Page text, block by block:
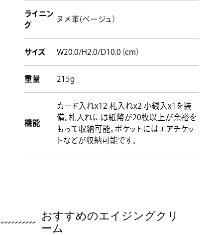
ライニン
グ
ヌメ革(ベージュ）
サイズ W20.0/H2.0/D10.0（cm）
重量 215g
機能
カード入れx12 札入れx2 小銭入x1を装
備。札入れには紙幣が20枚以上が余裕を
もって収納可能。ポケットにはエアチケッ
トなどが収納可能です。
おすすめのエイジングクリ
ーム